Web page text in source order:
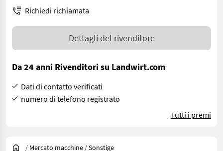
Richiedi richiamata
Dettagli del rivenditore
Da 24 anni Rivenditori su Landwirt.com
Dati di contatto verificati
numero di telefono registrato
Tutti i premi
/ Mercato macchine /Sonstige